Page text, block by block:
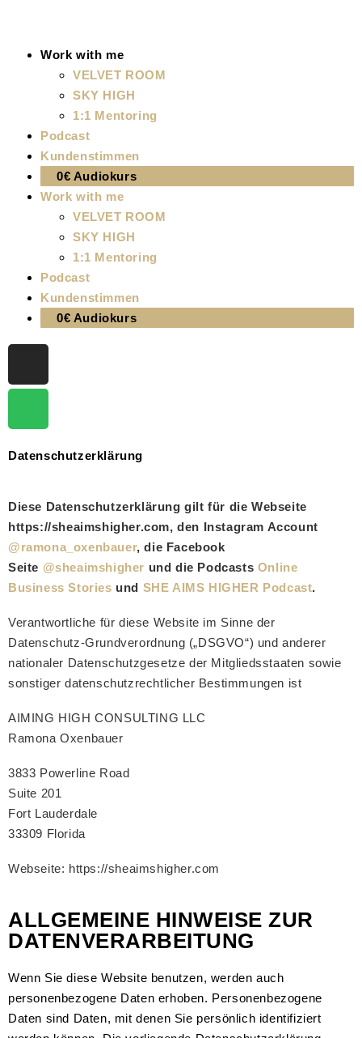
Work with me
VELVET ROOM
SKY HIGH
1:1 Mentoring
Podcast
Kundenstimmen
0€ Audiokurs
Work with me
VELVET ROOM
SKY HIGH
1:1 Mentoring
Podcast
Kundenstimmen
0€ Audiokurs
Datenschutzerklärung
Diese Datenschutzerklärung gilt für die Webseite
https://sheaimshigher.com, den Instagram Account
@ramona_oxenbauer, die Facebook
Seite @sheaimshigher und die Podcasts Online
Business Stories und SHE AIMS HIGHER Podcast.
Verantwortliche für diese Website im Sinne der
Datenschutz-Grundverordnung („DSGVO“) und anderer
nationaler Datenschutzgesetze der Mitgliedsstaaten sowie
sonstiger datenschutzrechtlicher Bestimmungen ist
AIMING HIGH CONSULTING LLC
Ramona Oxenbauer
3833 Powerline Road
Suite 201
Fort Lauderdale
33309 Florida
Webseite: https://sheaimshigher.com
ALLGEMEINE HINWEISE ZUR
DATENVERARBEITUNG
Wenn Sie diese Website benutzen, werden auch
personenbezogene Daten erhoben. Personenbezogene
Daten sind Daten, mit denen Sie persönlich identifiziert